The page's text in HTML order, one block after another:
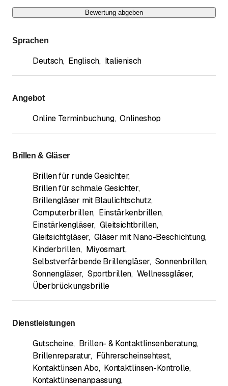
Bewertung abgeben
Sprachen
Deutsch, Englisch, Italienisch
Angebot
Online Terminbuchung, Onlineshop
Brillen & Gläser
Brillen für runde Gesichter,
Brillen für schmale Gesichter,
Brillengläser mit Blaulichtschutz,
Computerbrillen, Einstärkenbrillen,
Einstärkengläser, Gleitsichtbrillen,
Gleitsichtgläser, Gläser mit Nano-Beschichtung,
Kinderbrillen, Miyosmart,
Selbstverfärbende Brillengläser, Sonnenbrillen,
Sonnengläser, Sportbrillen, Wellnessgläser,
Überbrückungsbrille
Dienstleistungen
Gutscheine, Brillen- & Kontaktlinsenberatung,
Brillenreparatur, Führerscheinsehtest,
Kontaktlinsen Abo, Kontaktlinsen-Kontrolle,
Kontaktlinsenanpassung,